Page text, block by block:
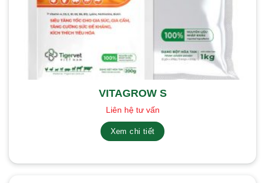
VITAGROW S
Liên hệ tư vấn
Xem chi tiết